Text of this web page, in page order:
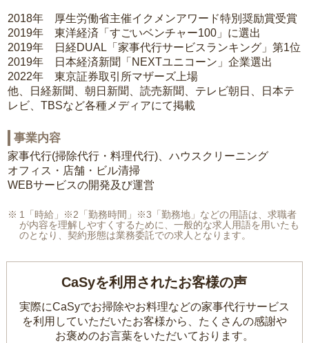
2018年 厚生労働省主催イクメンアワード特別奨励賞受賞
2019年 東洋経済「すごいベンチャー100」に選出
2019年 日経DUAL「家事代行サービスランキング」第1位
2019年 日本経済新聞「NEXTユニコーン」企業選出
2022年 東京証券取引所マザーズ上場
他、日経新聞、朝日新聞、読売新聞、テレビ朝日、日本テ
レビ、TBSなど各種メディアにて掲載
事業内容
家事代行(掃除代行・料理代行)、ハウスクリーニング
オフィス・店舗・ビル清掃
WEBサービスの開発及び運営
1「時給」※2「勤務時間」※3「勤務地」などの用語は、求職者
が内容を理解しやすくするために、一般的な求人用語を用いたも
のとなり、契約形態は業務委託での求人となります。
CaSyを利用されたお客様の声
実際にCaSyでお掃除やお料理などの家事代行サービス
を利用していただいたお客様から、 たくさんの感謝や
お褒めのお言葉をいただいております。